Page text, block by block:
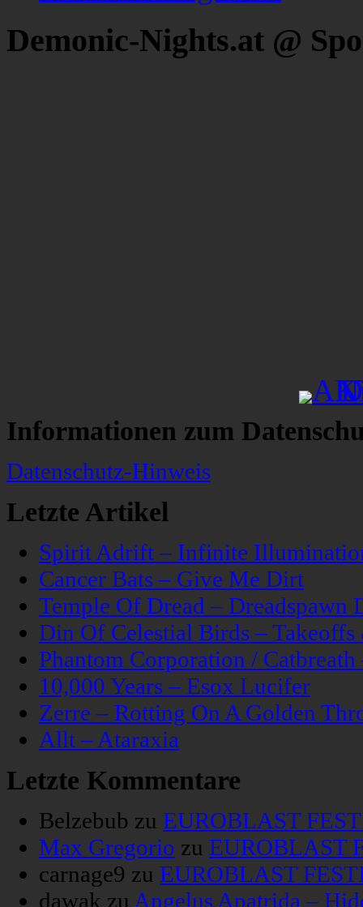
Demonic-Nights.at @
Informationen zum
Datenschutz-Hinweis
Letzte Artikel
Spirit Adrift – Infinite
Cancer Bats – Give Me Dirt
Temple Of Dread – Dreadspawn
Din Of Celestial Birds –
Phantom Corporation /
10,000 Years – Esox Lucifer
Zerre – Rotting On A Golden
Allt – Ataraxia
Letzte Kommentare
Belzebub zu EUROBLAST
Max Gregorio zu EUROBLAST
carnage9 zu EUROBLAST
dawak zu Angelus Apatrida –